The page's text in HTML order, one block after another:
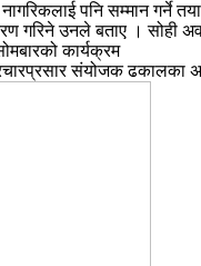
पनि सम्मान गर्ने
गरिने उनले बताए । सोही
कार्यक्रम
संयोजक ढकालका